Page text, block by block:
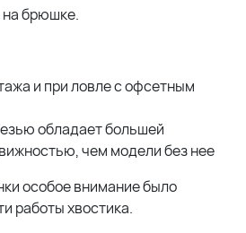
на брюшке.
и при ловле с офсетным
обладает большей
чем модели без нее
особое внимание было
работы хвостика.